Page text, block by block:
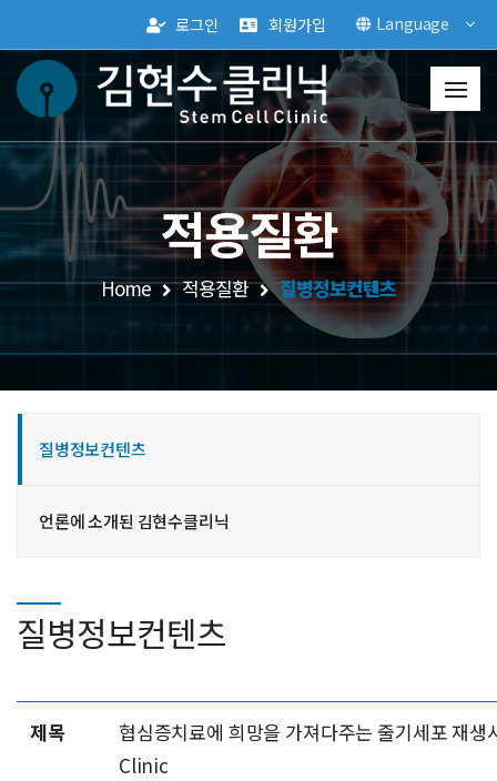
로그인 회원가입 Language
적용질환
Home 적용질환 질병정보컨텐츠
질병정보컨텐츠
언론에 소개된 김현수클리닉
질병정보컨텐츠
제목
협심증치료에 희망을 가져다주는 줄기세포 재생
Clinic